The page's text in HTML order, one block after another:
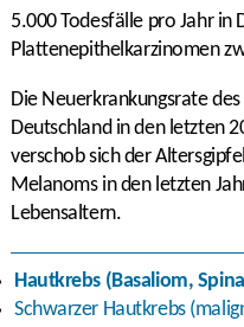
5.000 Todesfälle pro Jahr in
Plattenepithelkarzinomen
Die Neuerkrankungsrate
Deutschland in den letzten
verschob sich der
Melanoms in den letzten
Lebensaltern.
Hautkrebs (Basaliom,
Schwarzer Hautkrebs